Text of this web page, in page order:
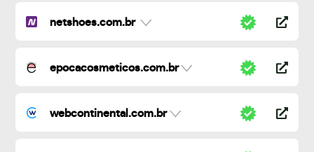
netshoes.com.br
epocacosmeticos.com.br
webcontinental.com.br